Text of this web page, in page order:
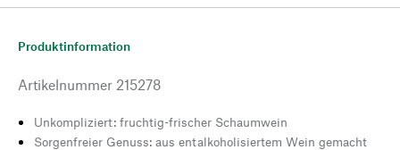
Produktinformation
Artikelnummer 215278
Unkompliziert: fruchtig-frischer Schaumwein
Sorgenfreier Genuss: aus entalkoholisiertem Wein gemacht